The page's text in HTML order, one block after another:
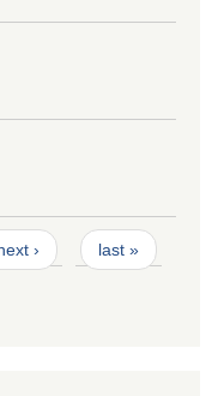
› last »